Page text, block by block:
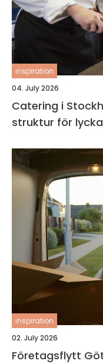
inspiration
04. July 2026
Catering i
struktur för
inspiration
02. July 2026
Företagsflytt